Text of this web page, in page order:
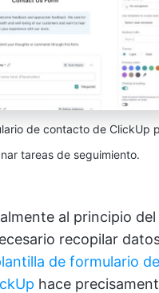
de contacto de ClickUp
tareas de seguimiento.
al principio
recopilar
de formulario de
hace